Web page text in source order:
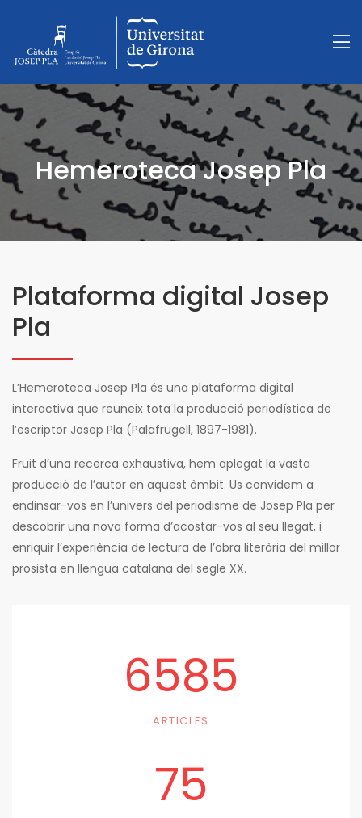
Hemeroteca Josep Pla
Plataforma digital Josep
Pla
L’Hemeroteca Josep Pla és una plataforma digital
interactiva que reuneix tota la producció periodística de
l’escriptor Josep Pla (Palafrugell, 1897-1981).
Fruit d’una recerca exhaustiva, hem aplegat la vasta
producció de l’autor en aquest àmbit. Us convidem a
endinsar-vos en l’univers del periodisme de Josep Pla per
descobrir una nova forma d’acostar-vos al seu llegat, i
enriquir l’experiència de lectura de l’obra literària del millor
prosista en llengua catalana del segle XX.
6585
ARTICLES
75